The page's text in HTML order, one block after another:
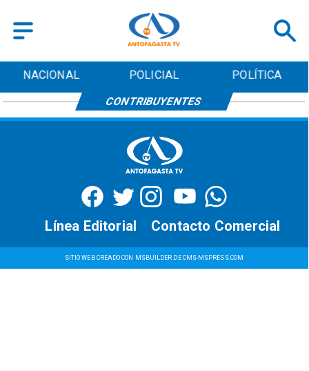
NACIONAL POLICIAL POLÍTICA
CONTRIBUYENTES
SITIO WEB CREADO CON MSBUILDER DE CMS-MSPRESS.COM
Contacto Comercial
Línea Editorial